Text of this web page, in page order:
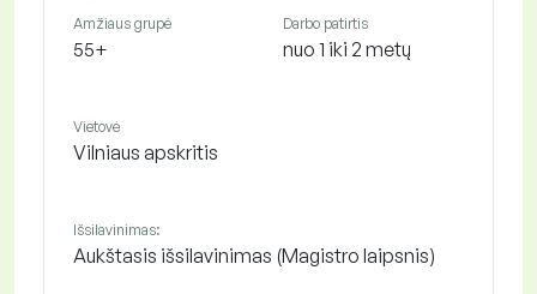
Amžiaus grupė
55+
Darbo patirtis
nuo 1 iki 2 metų
Vietovė
Vilniaus apskritis
Išsilavinimas:
Aukštasis išsilavinimas (Magistro laipsnis)